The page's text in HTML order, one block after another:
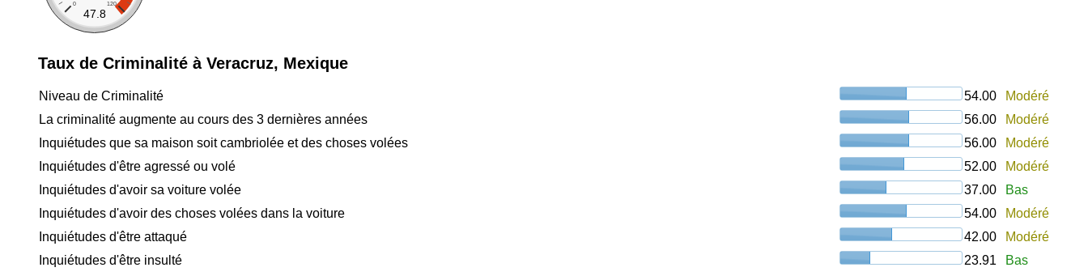
0 120
47.8
Taux de Criminalité à Veracruz, Mexique
Niveau de Criminalité 54.00
Modéré
La criminalité augmente au cours des 3 dernières années
56.00
Modéré
Inquiétudes que sa maison soit cambriolée et des choses volées
56.00
Modéré
Inquiétudes d'être agressé ou volé
52.00
Modéré
Inquiétudes d'avoir sa voiture volée
37.00
Bas
Inquiétudes d'avoir des choses volées dans la voiture
54.00
Modéré
Inquiétudes d'être attaqué
42.00
Modéré
Inquiétudes d'être insulté
23.91
Bas